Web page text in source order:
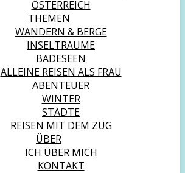
ÖSTERREICH
THEMEN
WANDERN & BERGE
INSELTRÄUME
BADESEEN
ALLEINE REISEN ALS FRAU
ABENTEUER
WINTER
STÄDTE
REISEN MIT DEM ZUG
ÜBER
ICH ÜBER MICH
KONTAKT